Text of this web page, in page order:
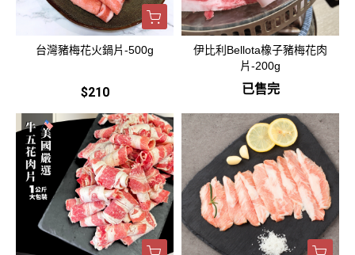
台灣豬梅花火鍋片-500g
$210
伊比利Bellota橡子豬梅花肉
片-200g
已售完